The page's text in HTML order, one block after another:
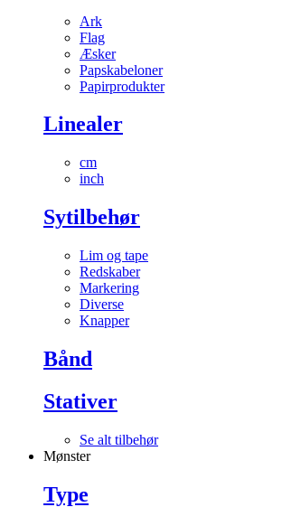
Ark
Flag
Æsker
Papskabeloner
Papirprodukter
Linealer
cm
inch
Sytilbehør
Lim og tape
Redskaber
Markering
Diverse
Knapper
Bånd
Stativer
Se alt tilbehør
Mønster
Type